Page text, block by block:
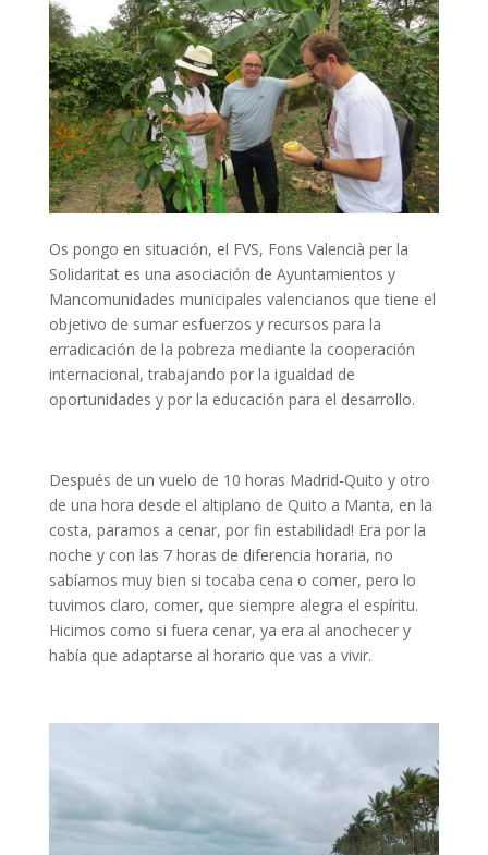
Os pongo en situación, el FVS, Fons Valencià per la
Solidaritat es una asociación de Ayuntamientos y
Mancomunidades municipales valencianos que tiene el
objetivo de sumar esfuerzos y recursos para la
erradicación de la pobreza mediante la cooperación
internacional, trabajando por la igualdad de
oportunidades y por la educación para el desarrollo.
Después de un vuelo de 10 horas Madrid-Quito y otro
de una hora desde el altiplano de Quito a Manta, en la
costa, paramos a cenar, por fin estabilidad! Era por la
noche y con las 7 horas de diferencia horaria, no
sabíamos muy bien si tocaba cena o comer, pero lo
tuvimos claro, comer, que siempre alegra el espíritu.
Hicimos como si fuera cenar, ya era al anochecer y
había que adaptarse al horario que vas a vivir.